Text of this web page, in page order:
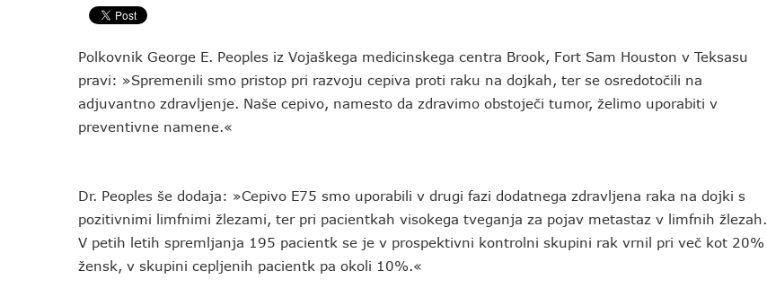
Polkovnik George E. Peoples iz Vojaškega medicinskega centra Brook, Fort Sam Houston v Teksasu
pravi: »Spremenili smo pristop pri razvoju cepiva proti raku na dojkah, ter se osredotočili na
adjuvantno zdravljenje. Naše cepivo, namesto da zdravimo obstoječi tumor, želimo uporabiti v
preventivne namene.«
Dr. Peoples še dodaja: »Cepivo E75 smo uporabili v drugi fazi dodatnega zdravljena raka na dojki s
pozitivnimi limfnimi žlezami, ter pri pacientkah visokega tveganja za pojav metastaz v limfnih žlezah.
V petih letih spremljanja 195 pacientk se je v prospektivni kontrolni skupini rak vrnil pri več kot 20%
žensk, v skupini cepljenih pacientk pa okoli 10%.«